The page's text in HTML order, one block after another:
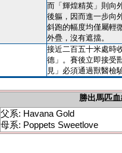
而「輝煌精英」則向
後軀，因而進一步向
斜跑的幅度均僅屬輕
外疊，沒有遮擋。
接近二百五十米處時
德」。賽後立即接受
見」必須通過獸醫檢
勝出馬匹
父系: Havana Gold
母系: Poppets Sweetlove